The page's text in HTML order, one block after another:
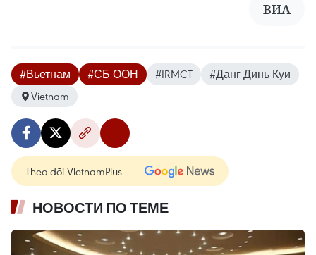
ВИА
#Вьетнам #СБ ООН #IRMCT
#Данг Динь Куи
Vietnam
Theo dõi VietnamPlus
НОВОСТИ ПО ТЕМЕ